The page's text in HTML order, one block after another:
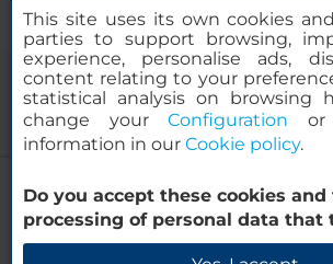
NH Leipzig Zentrum
© 2000-2026 MINOR HOTELS EUROPE &
120. 28003 Madrid, España
This site uses its own cookies
parties to support browsing,
experience, personalise ads,
content relating to your
statistical analysis on browsing
change yourConfiguration or
information in our Cookie policy.
Do you accept these cookies and
processing of personal data that